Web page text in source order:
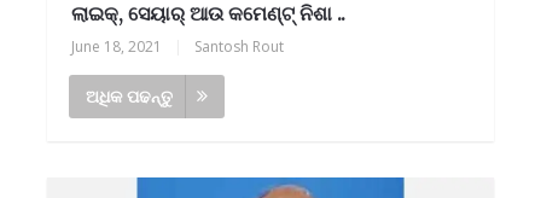
ଲାଇକ୍, ସେୟାର୍ ଆଉ କମେଣ୍ଟ୍ ନିଶା ..
June 18, 2021 Santosh Rout
ଅଧିକ ପଢନ୍ତୁ